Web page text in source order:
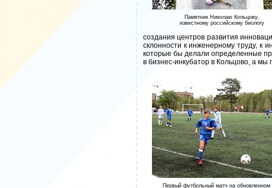
Памятник Николаю Кольцову,
известному российскому биологу
создания центров развития
склонности к инженерному труду, к
которые бы делали определенные
в бизнес-инкубатор в Кольцово, а
Первый футбольный матч на обновленном